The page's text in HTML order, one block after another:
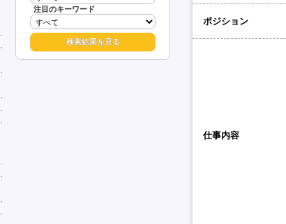
注目のキーワード
ポジション
仕事内容